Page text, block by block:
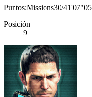
Puntos:Missions30/41'07"05
Posición
9